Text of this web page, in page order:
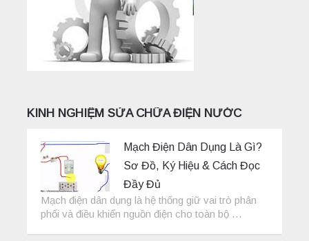
KINH NGHIỆM SỬA CHỮA ĐIỆN NƯỚC
Mạch Điện Dân Dụng Là Gì?
Sơ Đồ, Ký Hiệu & Cách Đọc
Đầy Đủ
Mạch điện dân dụng là hệ thống giữ vai trò phân
phối và điều khiển nguồn điện cho toàn bộ …